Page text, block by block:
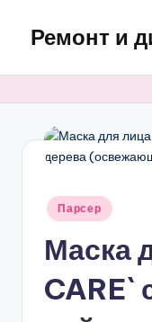
Перейти
содержимому
Ремонт и
практичные
интерьерные
для
Опубликовано
Парсер
Маска
CARE`